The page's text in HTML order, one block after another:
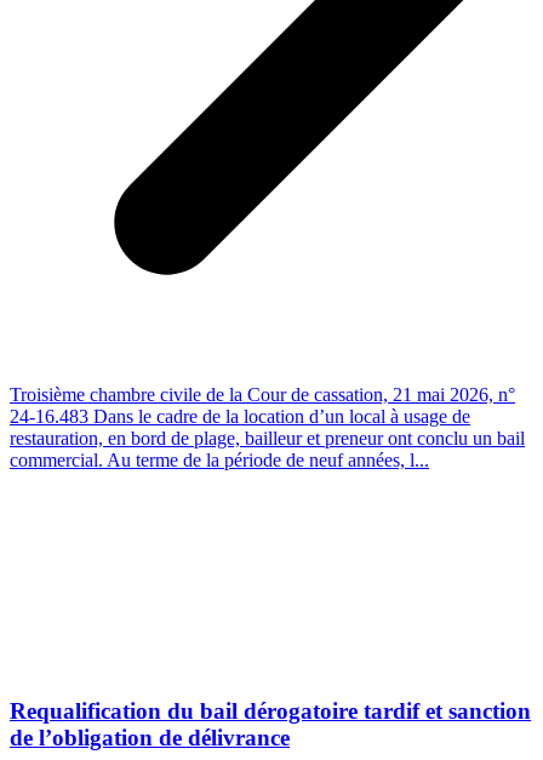
Troisième chambre civile de la Cour de cassation, 21 mai 2026, n°
24-16.483 Dans le cadre de la location d’un local à usage de
restauration, en bord de plage, bailleur et preneur ont conclu un bail
commercial. Au terme de la période de neuf années, l...
Requalification du bail dérogatoire tardif et sanction
de l’obligation de délivrance